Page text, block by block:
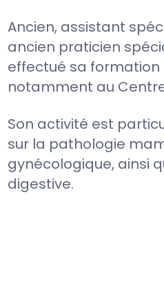
Ancien, assistant
ancien praticien
effectué sa formation
notamment au
Son activité est
sur la pathologie
gynécologique, ainsi
digestive.